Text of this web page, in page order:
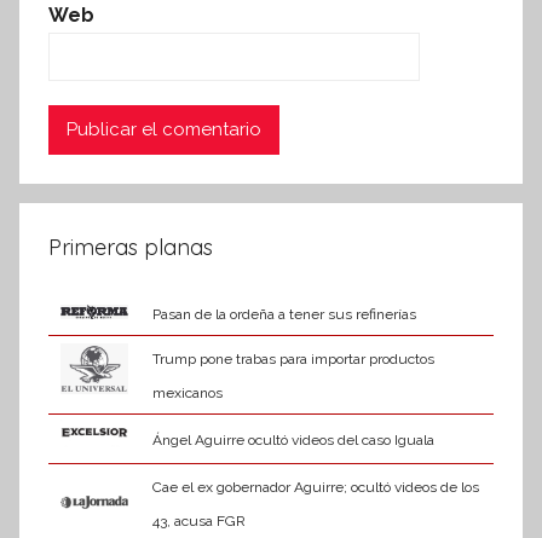
Web
Primeras planas
Pasan de la ordeña a tener sus refinerías
Trump pone trabas para importar productos
mexicanos
Ángel Aguirre ocultó videos del caso Iguala
Cae el ex gobernador Aguirre; ocultó videos de los
43, acusa FGR